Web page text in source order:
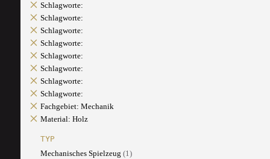
Schlagworte:
Schlagworte:
Schlagworte:
Schlagworte:
Schlagworte:
Schlagworte:
Schlagworte:
Schlagworte:
Fachgebiet: Mechanik
Material: Holz
TYP
Mechanisches Spielzeug (1)